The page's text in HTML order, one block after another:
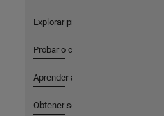
Explorar productos
Probar o comprar
Aprender a utilizar
Obtener soporte